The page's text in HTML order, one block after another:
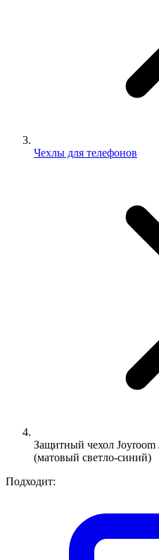
Чехлы для телефонов
Защитный чехол Joyroom
(матовый светло-синий)
Подходит: